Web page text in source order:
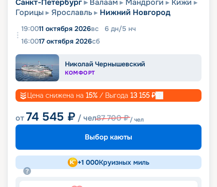
Санкт-Петербург Валаам Мандроги
Кижи
Горицы
Ярославль Нижний Новгород
19:0011 октября 2026вс 6 дн/5 нч
16:0017 октября 2026сб
Николай Чернышевский
КОМФОРТ
Цена снижена на 15% / Выгода 13 155 ₽
от74 545 ₽ / чел87 700₽/ чел
Выбор каюты
+1 000Круизных миль